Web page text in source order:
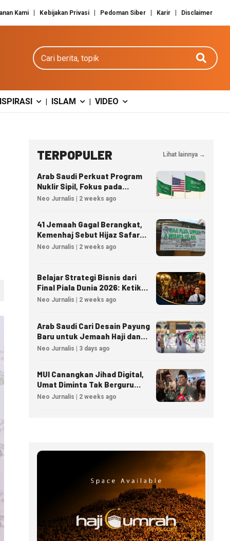
Kami Kebijakan Privasi Pedoman Siber Karir Disclaimer
Cari berita
| ISLAM | VIDEO
TERPOPULER Lihat lainnya →
Arab Saudi Perkuat Program
Nuklir Sipil, Fokus pada
Transfer Teknologi dan
Neo Jurnalis | 2 weeks ago
41 Jemaah Gagal Berangkat,
Kemenhaj Sebut Hijaz Safar
Tidak Masuk Daftar Resmi
Neo Jurnalis | 2 weeks ago
Belajar Strategi Bisnis dari
Final Piala Dunia 2026: Ketika
Taktik Sepak Bola Menjadi
Neo Jurnalis | 2 weeks ago
Arab Saudi Cari Desain Payung
Baru untuk Jemaah Haji dan
Umrah
Neo Jurnalis | 3 days ago
MUI Canangkan Jihad Digital,
Umat Diminta Tak Berguru
Agama Lewat AI
Neo Jurnalis | 2 weeks ago